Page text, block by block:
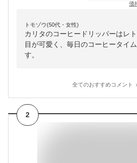
価
トモゾウ(50代・女性)
カリタのコーヒードリッパーはレ
目が可愛く、毎日のコーヒータイ
す。
全てのおすすめコメント
2